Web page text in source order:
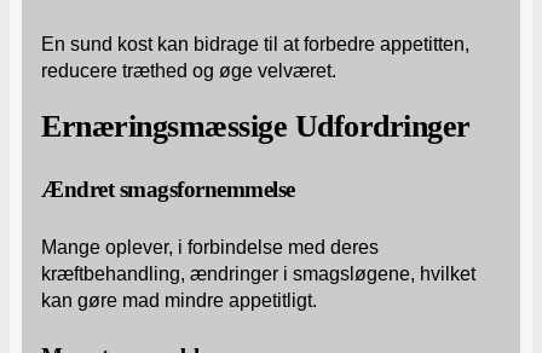
En sund kost kan bidrage til at forbedre appetitten,
reducere træthed og øge velværet.
Ernæringsmæssige Udfordringer
Ændret smagsfornemmelse
Mange oplever, i forbindelse med deres
kræftbehandling, ændringer i smagsløgene, hvilket
kan gøre mad mindre appetitligt.